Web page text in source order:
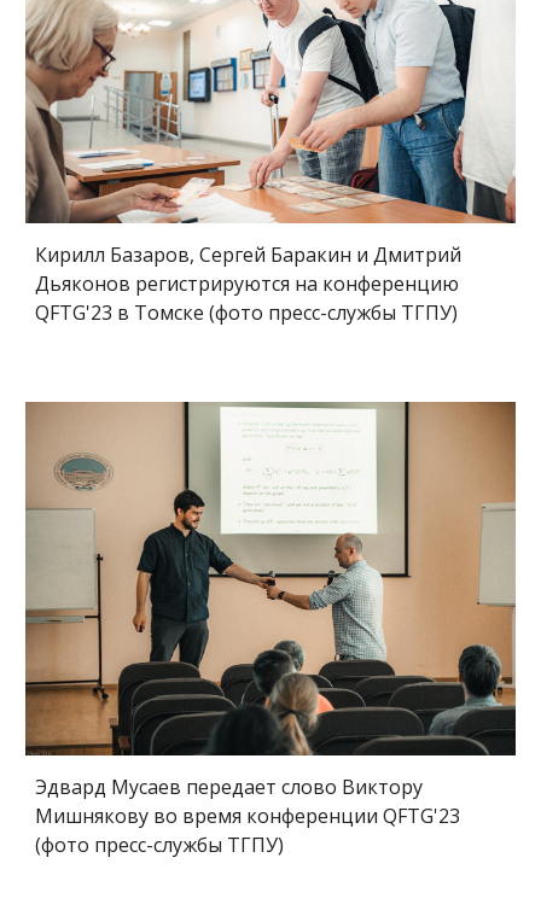
Кирилл Базаров, Сергей Баракин и Дмитрий
Дьяконов регистрируются на конференцию
QFTG'23 в Томске (фото пресс-службы ТГПУ)
Эдвард Мусаев передает слово Виктору
Мишнякову во время конференции QFTG'23
(фото пресс-службы ТГПУ)